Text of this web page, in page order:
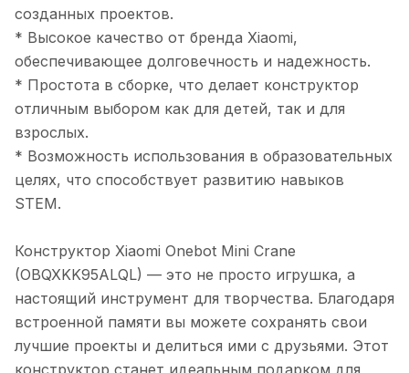
созданных проектов.
* Высокое качество от бренда Xiaomi,
обеспечивающее долговечность и надежность.
* Простота в сборке, что делает конструктор
отличным выбором как для детей, так и для
взрослых.
* Возможность использования в образовательных
целях, что способствует развитию навыков
STEM.
Конструктор Xiaomi Onebot Mini Crane
(OBQXKK95ALQL) — это не просто игрушка, а
настоящий инструмент для творчества. Благодаря
встроенной памяти вы можете сохранять свои
лучшие проекты и делиться ими с друзьями. Этот
конструктор станет идеальным подарком для